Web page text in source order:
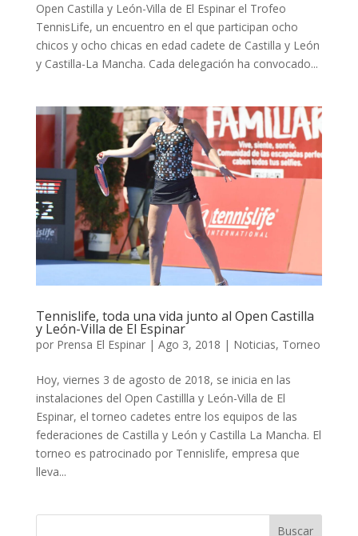
Open Castilla y León-Villa de El Espinar el Trofeo
TennisLife, un encuentro en el que participan ocho
chicos y ocho chicas en edad cadete de Castilla y León
y Castilla-La Mancha. Cada delegación ha convocado...
Tennislife, toda una vida junto al Open Castilla
y León-Villa de El Espinar
por Prensa El Espinar| Ago 3, 2018 | Noticias, Torneo
Hoy, viernes 3 de agosto de 2018, se inicia en las
instalaciones del Open Castillla y León-Villa de El
Espinar, el torneo cadetes entre los equipos de las
federaciones de Castilla y León y Castilla La Mancha. El
torneo es patrocinado por Tennislife, empresa que
lleva...